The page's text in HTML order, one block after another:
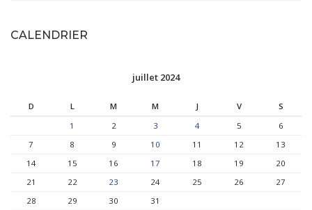
CALENDRIER
juillet 2024
D L M M J V
S
1
2 3 4 5
6
7
8 9 10 11 12
13
14
15 16 17 18 19
20
21
22 23 24 25 26
27
28
29 30 31